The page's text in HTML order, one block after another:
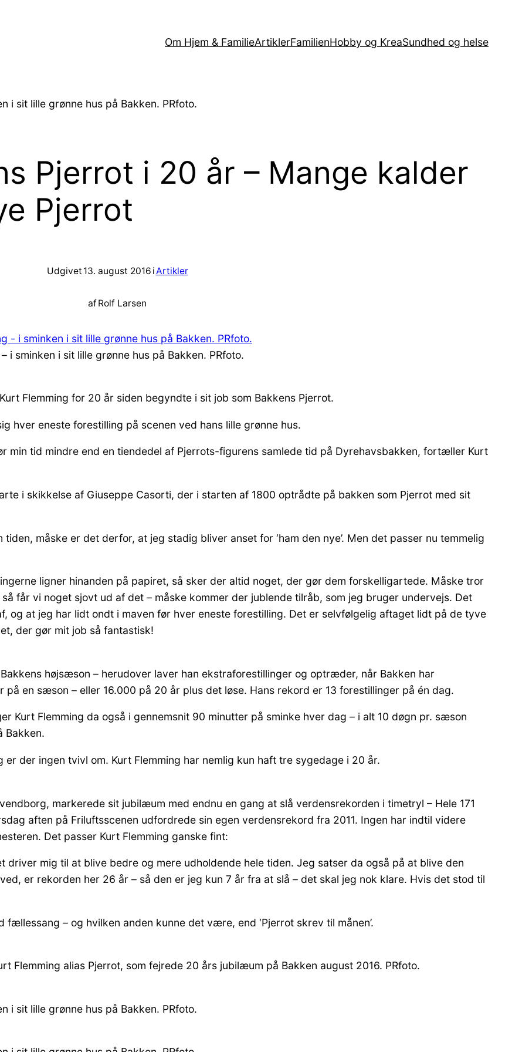
Om Hjem & FamilieArtiklerFamilienHobby og KreaSundhed og helse
i sit lille grønne hus på Bakken. PRfoto.
Pjerrot i 20 år – Mange kalder
Pjerrot
Udgivet 13. august 2016 iArtikler
afRolf Larsen
i sminken i sit lille grønne hus på Bakken. PRfoto.
Flemming for 20 år siden begyndte i sit job som Bakkens Pjerrot.
hver eneste forestilling på scenen ved hans lille grønne hus.
min tid mindre end en tiendedel af Pjerrots-figurens samlede tid på Dyrehavsbakken, fortæller Kurt
i skikkelse af Giuseppe Casorti, der i starten af 1800 optrådte på bakken som Pjerrot med sit
måske er det derfor, at jeg stadig bliver anset for ‘ham den nye’. Men det passer nu temmelig
ligner hinanden på papiret, så sker der altid noget, der gør dem forskelligartede. Måske tror
får vi noget sjovt ud af det – måske kommer der jublende tilråb, som jeg bruger undervejs. Det
og at jeg har lidt ondt i maven før hver eneste forestilling. Det er selvfølgelig aftaget lidt på de tyve
der gør mit job så fantastisk!
højsæson – herudover laver han ekstraforestillinger og optræder, når Bakken har
en sæson – eller 16.000 på 20 år plus det løse. Hans rekord er 13 forestillinger på én dag.
Kurt Flemming da også i gennemsnit 90 minutter på sminke hver dag – i alt 10 døgn pr. sæson
Bakken.
der ingen tvivl om. Kurt Flemming har nemlig kun haft tre sygedage i 20 år.
markerede sit jubilæum med endnu en gang at slå verdensrekorden i timetryl – Hele 171
aften på Friluftsscenen udfordrede sin egen verdensrekord fra 2011. Ingen har indtil videre
Det passer Kurt Flemming ganske fint:
mig til at blive bedre og mere udholdende hele tiden. Jeg satser da også på at blive den
er rekorden her 26 år – så den er jeg kun 7 år fra at slå – det skal jeg nok klare. Hvis det stod til
– og hvilken anden kunne det være, end ‘Pjerrot skrev til månen’.
Flemming alias Pjerrot, som fejrede 20 års jubilæum på Bakken august 2016. PRfoto.
i sit lille grønne hus på Bakken. PRfoto.